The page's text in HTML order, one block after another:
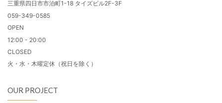
三重県四日市市泊町1-18 タイズビル2F-3F
059-349-0585
OPEN
12:00 - 20:00
CLOSED
火・水・木曜定休（祝日を除く）
OUR PROJECT